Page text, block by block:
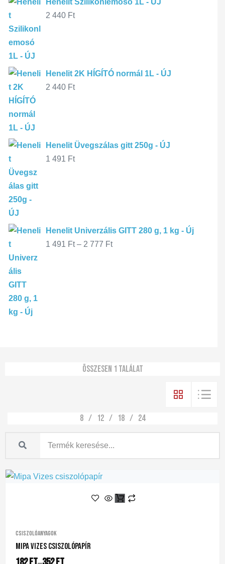
2 440 Ft
Henelit 2K HÍGÍTÓ normál 1L - ÚJ
2 440 Ft
Henelit Üvegszálas gitt 250g - ÚJ
1 491 Ft
Henelit Univerzális GITT 280 g, 1 kg - Új
1 491 Ft – 2 777 Ft
Összesen 1 találat
8 12 18 24
Csiszolóanyagok
Mipa Vizes Csiszolópapír